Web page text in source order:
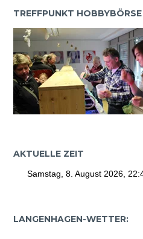
TREFFPUNKT HOBBYBÖRSE
AKTUELLE ZEIT
LANGENHAGEN-WETTER: